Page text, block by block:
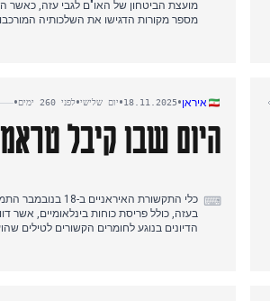
מועצת הביטחון של האו"ם לגבי עזה, כאשר
מספר מקורות הדגישו את השלכותיה
שלט בכותרות: טבח ישראלי במחנה הפליטים
איראן•
18.11.2025
•יום שלישי•לפני 260 ימים •
היום שבו קיבל
⌨
כלי התקשורת
בעזה, כולל פריסת כוחות בינלאומיים,
הדיונים בנוגע לחומרים הקשורים לטילים
השקעות סעודיות בארה"ב ואפשרות